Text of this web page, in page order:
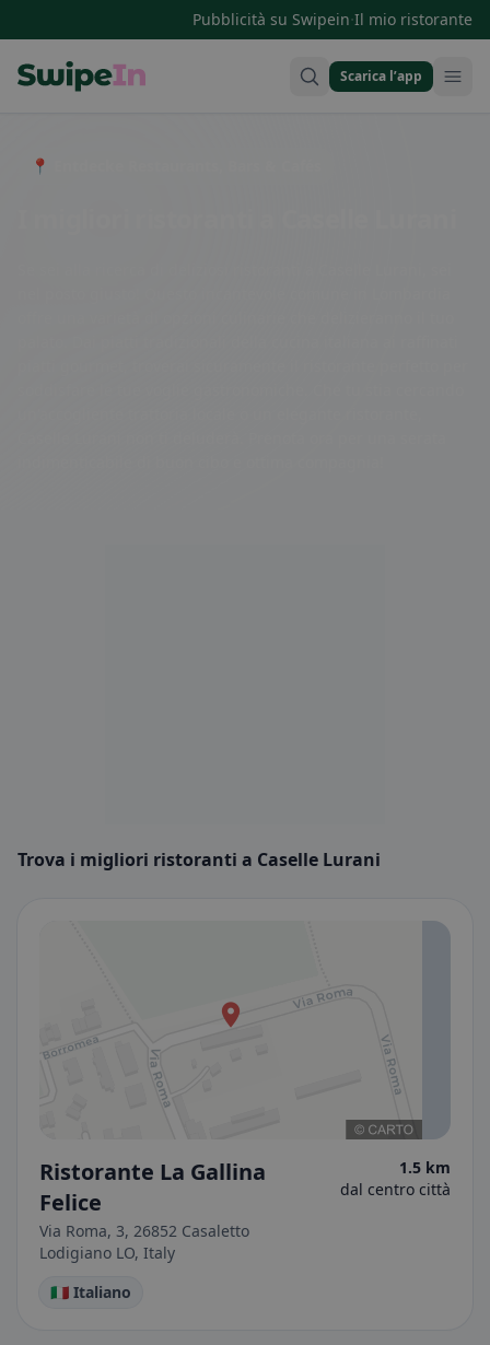
Pubblicità su Swipein·Il mio ristorante
Scarica l’app
📍 Entdecke Restaurants, Bars & Cafés
Trova i migliori ristoranti a Caselle Lurani
Ristorante La Gallina
Felice
Via Roma, 3, 26852 Casaletto
Lodigiano LO, Italy
1.5 km
dal centro città
🇮🇹 Italiano